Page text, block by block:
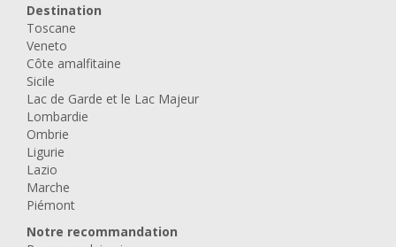
Destination
Toscane
Veneto
Côte amalfitaine
Sicile
Lac de Garde et le Lac Majeur
Lombardie
Ombrie
Ligurie
Lazio
Marche
Piémont
Notre recommandation